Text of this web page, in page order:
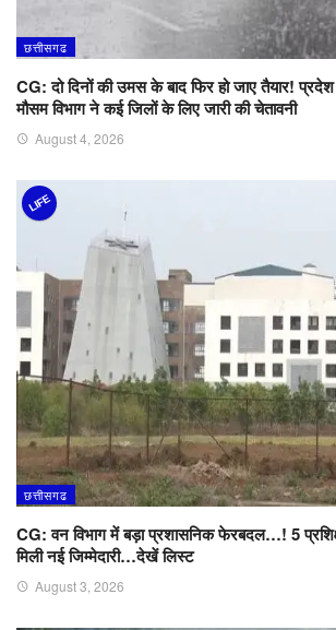
छत्तीसगढ
CG: दो दिनों की उमस के बाद फिर हो जाए तैयार! प्रदेश
मौसम विभाग ने कई जिलों के लिए जारी की चेतावनी
August 4, 2026
LIFE
छत्तीसगढ
CG: वन विभाग में बड़ा प्रशासनिक फेरबदल…! 5
मिली नई जिम्मेदारी…देखें लिस्ट
August 3, 2026